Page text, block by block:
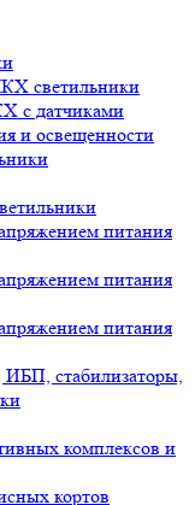
светильники
с датчиками
и освещенности
питания
питания
питания
стабилизаторы,
комплексов и
кортов